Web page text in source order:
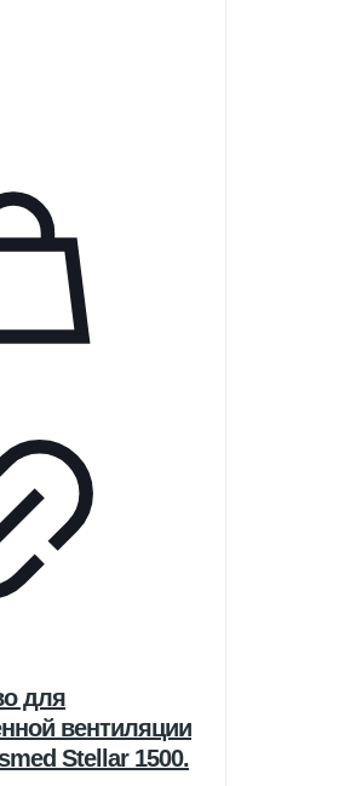
для
вентиляции
Stellar 1500.